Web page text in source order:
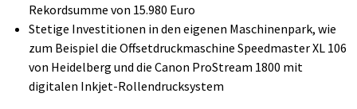
Rekordsumme von 15.980 Euro
Stetige Investitionen in den eigenen Maschinenpark, wie
zum Beispiel die Offsetdruckmaschine Speedmaster XL 106
von Heidelberg und die Canon ProStream 1800 mit
digitalen Inkjet-Rollendrucksystem